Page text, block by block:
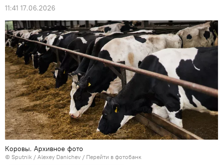
11:41 17.06.2026
Коровы. Архивное фото
© Sputnik / Alexey Danichev / Перейти в фотобанк